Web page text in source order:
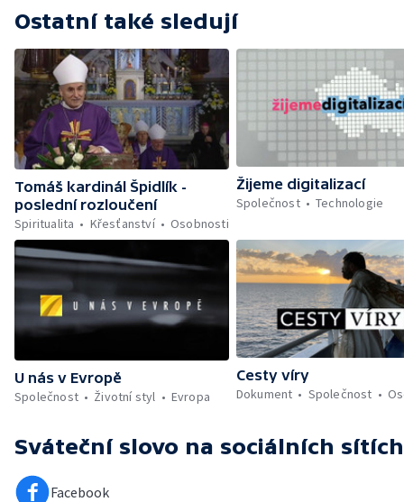
Ostatní také sledují
Tomáš kardinál Špidlík -
poslední rozloučení
Spiritualita
Křesťanství Osobnosti
Žijeme digitalizací
Společnost
Technologie
U nás v Evropě
Společnost
Životní styl Evropa
Cesty víry
Dokument
Společnost
Sváteční slovo na sociálních sítích
Facebook